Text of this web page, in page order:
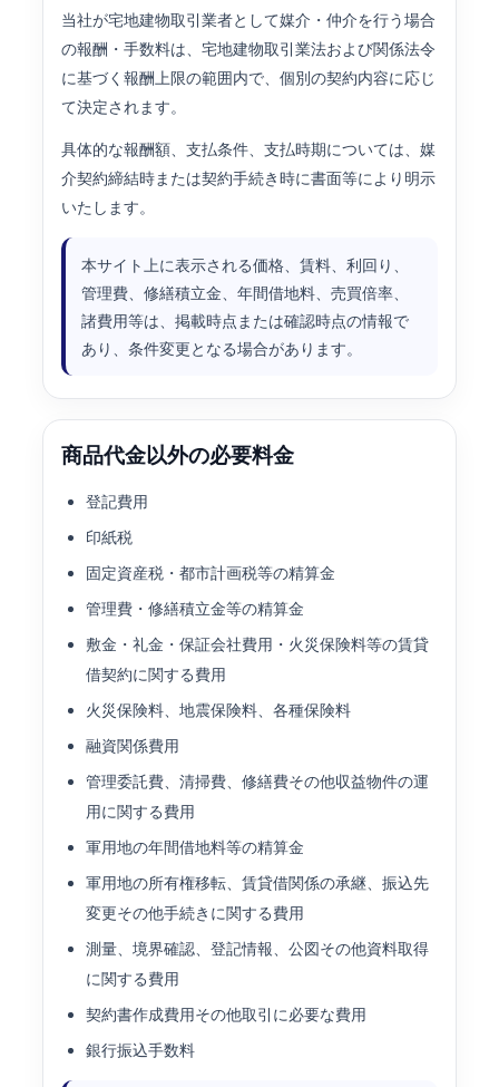
当社が宅地建物取引業者として媒介・仲介を行う場合
の報酬・手数料は、宅地建物取引業法および関係法令
に基づく報酬上限の範囲内で、個別の契約内容に応じ
て決定されます。
具体的な報酬額、支払条件、支払時期については、媒
介契約締結時または契約手続き時に書面等により明示
いたします。
本サイト上に表示される価格、賃料、利回り、
管理費、修繕積立金、年間借地料、売買倍率、
諸費用等は、掲載時点または確認時点の情報で
あり、条件変更となる場合があります。
商品代金以外の必要料金
登記費用
印紙税
固定資産税・都市計画税等の精算金
管理費・修繕積立金等の精算金
敷金・礼金・保証会社費用・火災保険料等の賃貸
借契約に関する費用
火災保険料、地震保険料、各種保険料
融資関係費用
管理委託費、清掃費、修繕費その他収益物件の運
用に関する費用
軍用地の年間借地料等の精算金
軍用地の所有権移転、賃貸借関係の承継、振込先
変更その他手続きに関する費用
測量、境界確認、登記情報、公図その他資料取得
に関する費用
契約書作成費用その他取引に必要な費用
銀行振込手数料